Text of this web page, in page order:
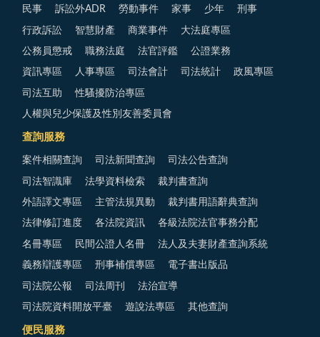
民事 訴訟外ADR 勞動事件 家事 少年 刑事
行政訴訟 智慧財產 商業事件 大法庭專區
公務員懲戒 職務法庭 法官評鑑 公證業務
資訊專區 人事專區 司法會計 司法統計 政風專區
司法互助 性騷擾防治專區
人權與兒少保護及性別友善委員會
查詢服務
案件相關查詢 司法新聞查詢 司法公告查詢
司法智識庫 法學資料檢索 裁判書查詢
外語譯文專區 主管法規異動 裁判書用語辭典查詢
法律修訂進度 各法院資訊 各級法院法官事務分配
名冊專區 民間公證人名冊 法人及夫妻財產查詢系統
義務辯護專區 刑事補償專區 電子書出版品
司法院公報 司法周刊 法治宣導
司法院資料開放平臺 遊說法專區 其他查詢
便民服務